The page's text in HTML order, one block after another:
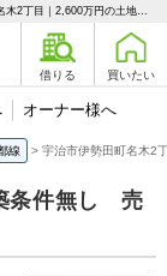
宇治市伊勢田町名木2丁目 建築条件無し 売土地 京都府宇治市伊勢田町名木2丁目｜2,600万円の土地｜ピタットハウス小倉店 未来Design株式会社
借りる 買いたい
オーナー様へ
線 宇治市伊勢田町名木
条件無し 売